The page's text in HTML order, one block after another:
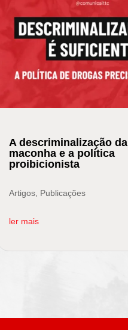
A descriminalização da
maconha e a política
proibicionista
Artigos, Publicações
ler mais